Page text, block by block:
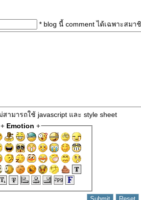
* blog นี้ comment ได้เฉพาะสมา
สามารถใช้ javascript และ style sheet
+ Emotion +